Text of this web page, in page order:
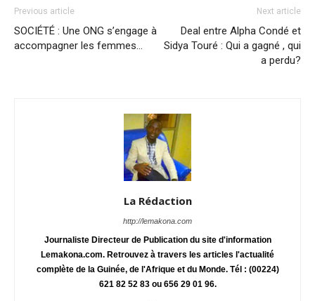
Previous article
SOCIÉTÉ : Une ONG s’engage à
accompagner les femmes…
Next article
Deal entre Alpha Condé et
Sidya Touré : Qui a gagné , qui
a perdu?
La Rédaction
http://lemakona.com
Journaliste Directeur de Publication du site d'information
Lemakona.com. Retrouvez à travers les articles l'actualité
complète de la Guinée, de l'Afrique et du Monde. Tél : (00224)
621 82 52 83 ou 656 29 01 96.